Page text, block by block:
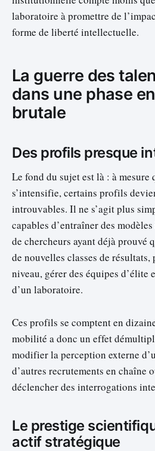
laboratoire à promettre de
forme de liberté intellectuelle.
La guerre des
dans une phase
brutale
Des profils presque
Le fond du sujet est là : à mesure
s’intensifie, certains profils
introuvables. Il ne s’agit plus
capables d’entraîner des
de chercheurs ayant déjà prouvé
de nouvelles classes de
niveau, gérer des équipes d’élite
d’un laboratoire.
Ces profils se comptent en
mobilité a donc un effet
modifier la perception externe
d’autres recrutements en chaîne
déclencher des interrogations
Le prestige
actif stratégique